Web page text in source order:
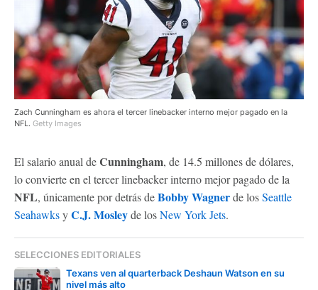
Zach Cunningham es ahora el tercer linebacker interno mejor pagado en la
NFL. Getty Images
El salario anual deCunningham, de 14.5 millones de dólares,
lo convierte en el tercer linebacker interno mejor pagado de la
NFL, únicamente por detrás deBobby Wagnerde losSeattle
SeahawksyC.J. Mosleyde losNew York Jets.
SELECCIONES EDITORIALES
Texans ven al quarterback Deshaun Watson en su
nivel más alto